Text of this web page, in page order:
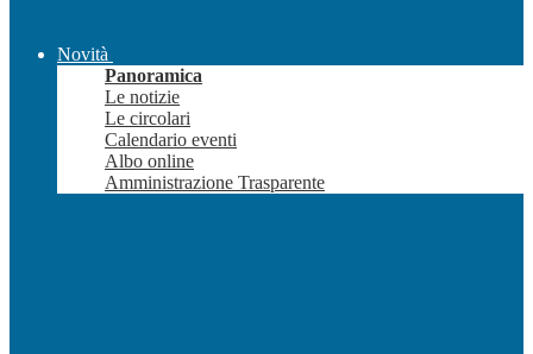
Novità
Panoramica
Le notizie
Le circolari
Calendario eventi
Albo online
Amministrazione Trasparente